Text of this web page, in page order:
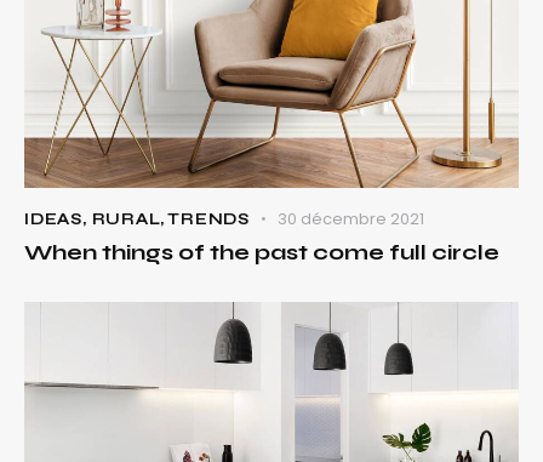
IDEAS, RURAL,TRENDS 30 décembre 2021
When things of the past come full circle